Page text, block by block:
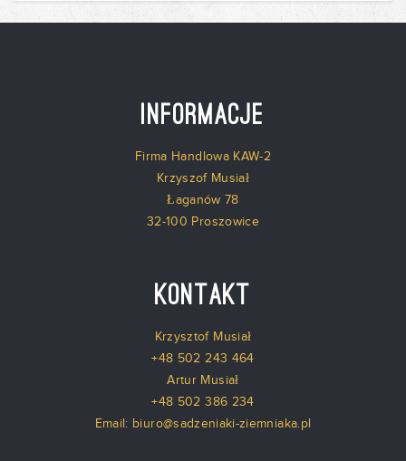
Informacje
Firma Handlowa KAW-2
Krzyszof Musiał
Łaganów 78
32-100 Proszowice
Kontakt
Krzysztof Musiał
+48 502 243 464
Artur Musiał
+48 502 386 234
Email: biuro@sadzeniaki-ziemniaka.pl